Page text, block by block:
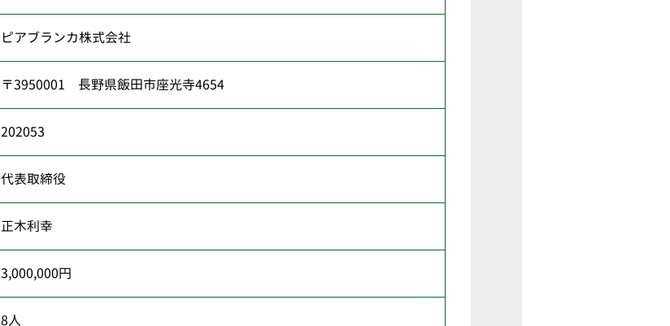
ピアブランカ株式会社
〒3950001 長野県飯田市座光寺4654
202053
代表取締役
正木利幸
3,000,000円
8人